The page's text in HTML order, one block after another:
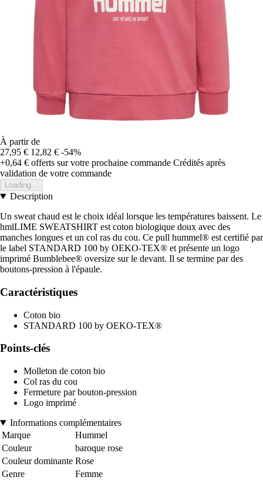
À partir de
27,95 € 12,82 € -54%
+0,64 € offerts sur votre prochaine commande Crédités après
validation de votre commande
Loading...
Description
Un sweat chaud est le choix idéal lorsque les températures baissent. Le
hmlLIME SWEATSHIRT est coton biologique doux avec des
manches longues et un col ras du cou. Ce pull hummel® est certifié par
le label STANDARD 100 by OEKO-TEX® et présente un logo
imprimé Bumblebee® oversize sur le devant. Il se termine par des
boutons-pression à l'épaule.
Caractéristiques
Coton bio
STANDARD 100 by OEKO-TEX®
Points-clés
Molleton de coton bio
Col ras du cou
Fermeture par bouton-pression
Logo imprimé
Informations complémentaires
Marque
Hummel
Couleur
baroque rose
Couleur dominante Rose
Genre
Femme